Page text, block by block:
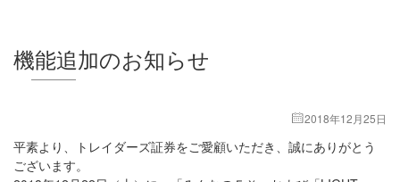
機能追加のお知らせ
2018年12月25日
平素より、トレイダーズ証券をご愛顧いただき、誠にありがとう
ございます。